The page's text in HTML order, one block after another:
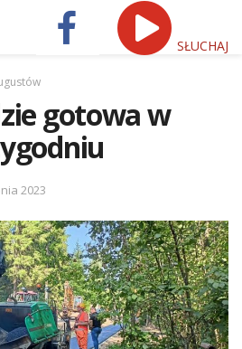
SŁUCHAJ
gotowa w
2023